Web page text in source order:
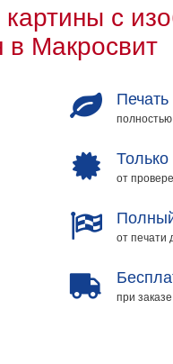
с
Макросвит
от
от печати
при